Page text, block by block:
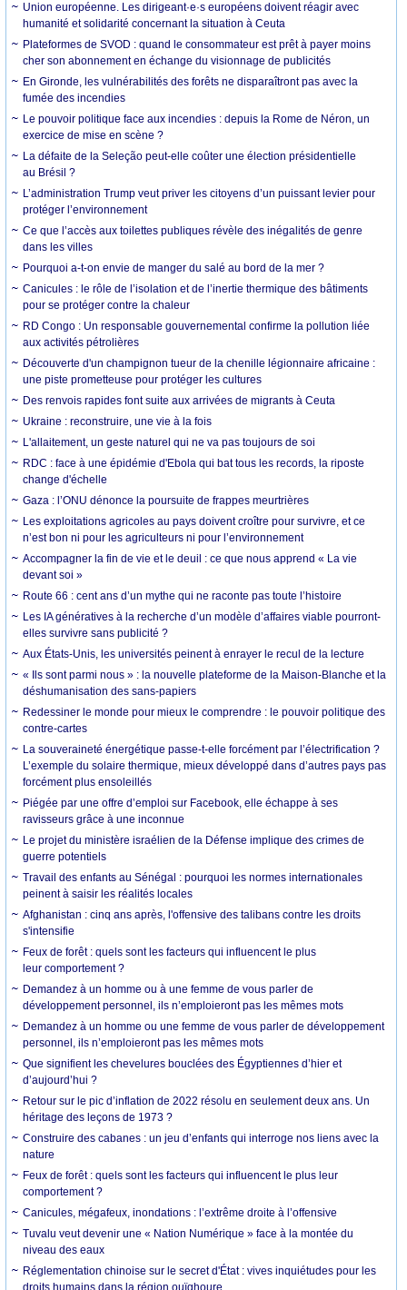
Union européenne. Les dirigeant·e·s européens doivent réagir avec
humanité et solidarité concernant la situation à Ceuta
Plateformes de SVOD : quand le consommateur est prêt à payer moins
cher son abonnement en échange du visionnage de publicités
En Gironde, les vulnérabilités des forêts ne disparaîtront pas avec la
fumée des incendies
Le pouvoir politique face aux incendies : depuis la Rome de Néron, un
exercice de mise en scène ?
La défaite de la Seleção peut-elle coûter une élection présidentielle
au Brésil ?
L’administration Trump veut priver les citoyens d’un puissant levier pour
protéger l’environnement
Ce que l’accès aux toilettes publiques révèle des inégalités de genre
dans les villes
Pourquoi a-t-on envie de manger du salé au bord de la mer ?
Canicules : le rôle de l’isolation et de l’inertie thermique des bâtiments
pour se protéger contre la chaleur
RD Congo : Un responsable gouvernemental confirme la pollution liée
aux activités pétrolières
Découverte d'un champignon tueur de la chenille légionnaire africaine :
une piste prometteuse pour protéger les cultures
Des renvois rapides font suite aux arrivées de migrants à Ceuta
Ukraine : reconstruire, une vie à la fois
L'allaitement, un geste naturel qui ne va pas toujours de soi
RDC : face à une épidémie d'Ebola qui bat tous les records, la riposte
change d'échelle
Gaza : l’ONU dénonce la poursuite de frappes meurtrières
Les exploitations agricoles au pays doivent croître pour survivre, et ce
n’est bon ni pour les agriculteurs ni pour l’environnement
Accompagner la fin de vie et le deuil : ce que nous apprend « La vie
devant soi »
Route 66 : cent ans d’un mythe qui ne raconte pas toute l’histoire
Les IA génératives à la recherche d’un modèle d’affaires viable pourront-
elles survivre sans publicité ?
Aux États-Unis, les universités peinent à enrayer le recul de la lecture
« Ils sont parmi nous » : la nouvelle plateforme de la Maison-Blanche et la
déshumanisation des sans-papiers
Redessiner le monde pour mieux le comprendre : le pouvoir politique des
contre-cartes
La souveraineté énergétique passe-t-elle forcément par l’électrification ?
L’exemple du solaire thermique, mieux développé dans d’autres pays pas
forcément plus ensoleillés
Piégée par une offre d’emploi sur Facebook, elle échappe à ses
ravisseurs grâce à une inconnue
Le projet du ministère israélien de la Défense implique des crimes de
guerre potentiels
Travail des enfants au Sénégal : pourquoi les normes internationales
peinent à saisir les réalités locales
Afghanistan : cinq ans après, l'offensive des talibans contre les droits
s'intensifie
Feux de forêt : quels sont les facteurs qui influencent le plus
leur comportement ?
Demandez à un homme ou à une femme de vous parler de
développement personnel, ils n’emploieront pas les mêmes mots
Demandez à un homme ou une femme de vous parler de développement
personnel, ils n’emploieront pas les mêmes mots
Que signifient les chevelures bouclées des Égyptiennes d’hier et
d’aujourd’hui ?
Retour sur le pic d’inflation de 2022 résolu en seulement deux ans. Un
héritage des leçons de 1973 ?
Construire des cabanes : un jeu d’enfants qui interroge nos liens avec la
nature
Feux de forêt : quels sont les facteurs qui influencent le plus leur
comportement ?
Canicules, mégafeux, inondations : l’extrême droite à l’offensive
Tuvalu veut devenir une « Nation Numérique » face à la montée du
niveau des eaux
Réglementation chinoise sur le secret d'État : vives inquiétudes pour les
droits humains dans la région ouïghoure